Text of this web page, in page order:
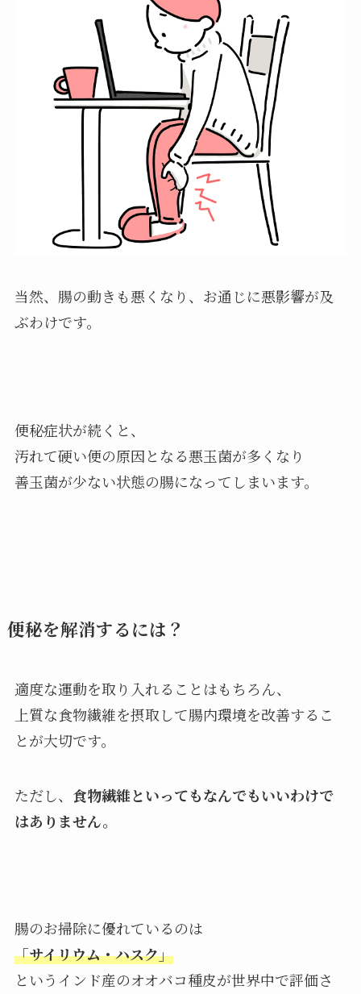
当然、腸の動きも悪くなり、お通じに悪影響が及
ぶわけです。
便秘症状が続くと、
汚れて硬い便の原因となる悪玉菌が多くなり
善玉菌が少ない状態の腸になってしまいます。
便秘を解消するには？
適度な運動を取り入れることはもちろん、
上質な食物繊維を摂取して腸内環境を改善するこ
とが大切です。
ただし、 食物繊維といってもなんでもいいわけで
はありません。
腸のお掃除に優れているのは
「サイリウム・ハスク」
というインド産のオオバコ種皮が世界中で評価さ